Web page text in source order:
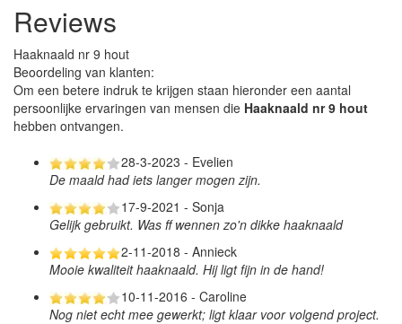
Reviews
Haaknaald nr 9 hout
Beoordeling van klanten:
Om een betere indruk te krijgen staan hieronder een aantal
persoonlijke ervaringen van mensen die Haaknaald nr 9 hout
hebben ontvangen.
28-3-2023 - Evelien
De maald had iets langer mogen zijn.
17-9-2021 - Sonja
Gelijk gebruikt. Was ff wennen zo'n dikke haaknaald
2-11-2018 - Annieck
Mooie kwaliteit haaknaald. Hij ligt fijn in de hand!
10-11-2016 - Caroline
Nog niet echt mee gewerkt; ligt klaar voor volgend project.